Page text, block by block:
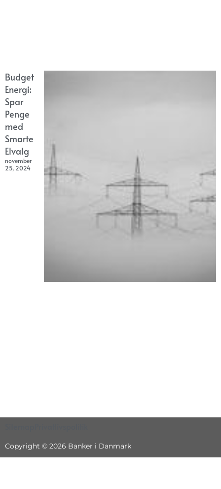
Budget
Energi:
Spar
Penge
med
Smarte
Elvalg
november
25, 2024
Copyright © 2026 Banker i Danmark